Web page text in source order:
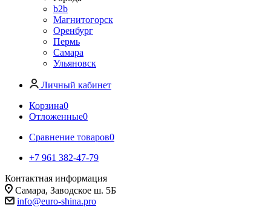
b2b
Магнитогорск
Оренбург
Пермь
Самара
Ульяновск
Личный кабинет
Корзина0
Отложенные0
Сравнение товаров0
+7 961 382-47-79
Контактная информация
Самара, Заводское ш. 5Б
info@euro-shina.pro